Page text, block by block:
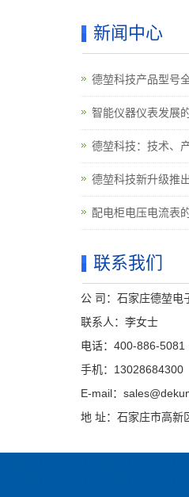
新闻中心
德堃科技产品型号
智能仪器仪表发展
德堃科技：技术、
德堃科技新升级推
配电柜电压电流表
联系我们
公 司：石家庄德堃电
联系人：李女士
电话：400-886-5081
手机：13028684300
E-mail：
地 址：石家庄市高新